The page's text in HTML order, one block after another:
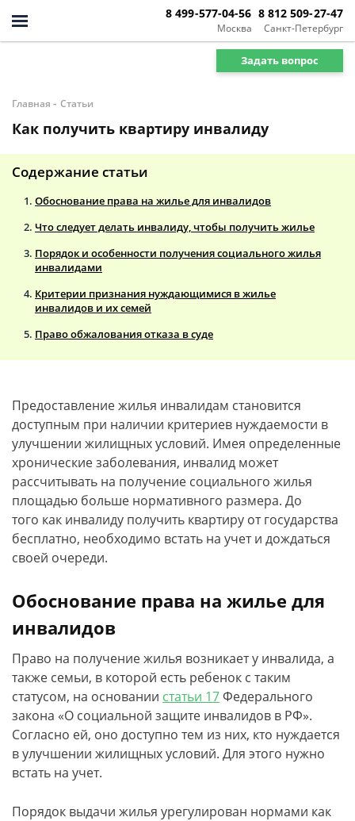
Москва
8 499-577-04-56
Санкт-Петербург
8 812 509-27-47
Задать вопрос
Главная - Статьи
Как получить квартиру инвалиду
Содержание статьи
Обоснование права на жилье для инвалидов
Что следует делать инвалиду, чтобы получить жилье
Порядок и особенности получения социального жилья
инвалидами
Критерии признания нуждающимися в жилье
инвалидов и их семей
Право обжалования отказа в суде
Предоставление жилья инвалидам становится
доступным при наличии критериев нуждаемости в
улучшении жилищных условий. Имея определенные
хронические заболевания, инвалид может
рассчитывать на получение социального жилья
площадью больше нормативного размера. До
того как инвалиду получить квартиру от государства
бесплатно, необходимо встать на учет и дождаться
своей очереди.
Обоснование права на жилье для
инвалидов
Право на получение жилья возникает у инвалида, а
также семьи, в которой есть ребенок с таким
статусом, на основании статьи 17Федерального
закона «О социальной защите инвалидов в РФ».
Согласно ей, оно доступно тем из них, кто нуждается
в улучшении жилищных условий. Для этого нужно
встать на учет.
Порядок выдачи жилья урегулирован нормами как